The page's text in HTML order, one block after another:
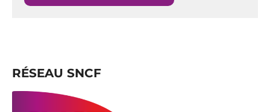
RÉSEAU SNCF